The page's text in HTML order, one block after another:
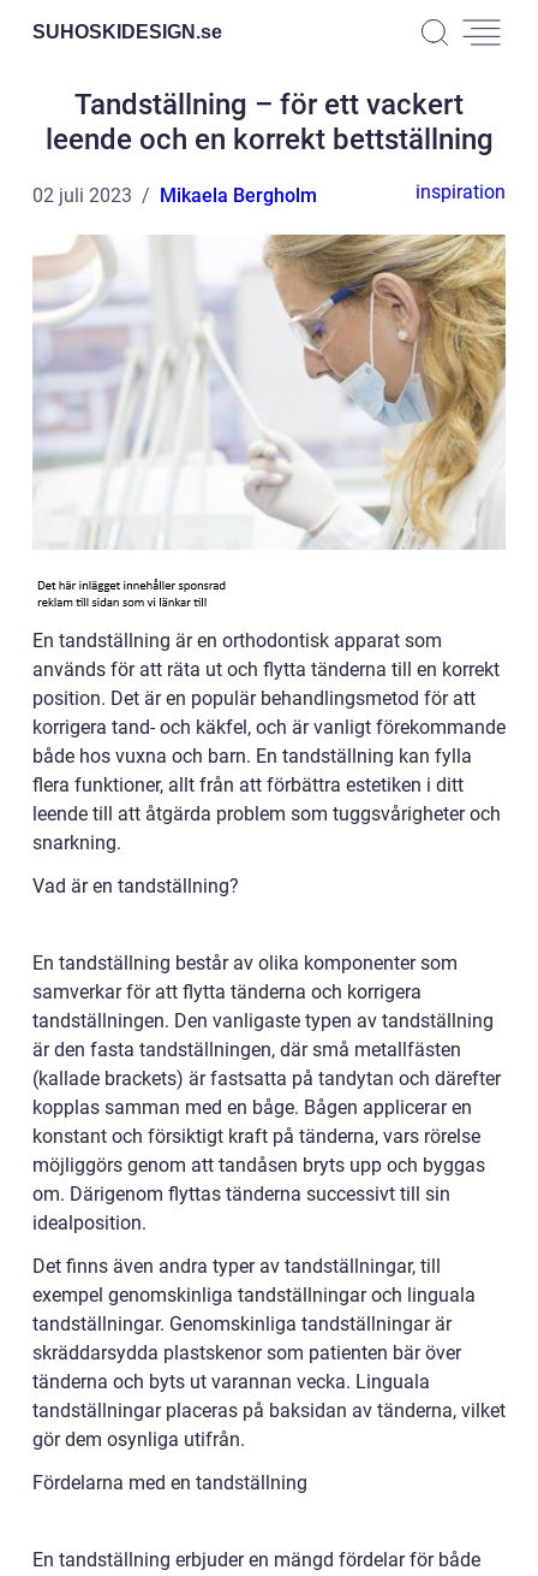
SUHOSKIDESIGN.se
Tandställning – för ett vackert
leende och en korrekt bettställning
02 juli 2023 Mikaela Bergholm inspiration
En tandställning är en orthodontisk apparat som
används för att räta ut och flytta tänderna till en korrekt
position. Det är en populär behandlingsmetod för att
korrigera tand- och käkfel, och är vanligt förekommande
både hos vuxna och barn. En tandställning kan fylla
flera funktioner, allt från att förbättra estetiken i ditt
leende till att åtgärda problem som tuggsvårigheter och
snarkning.
Vad är en tandställning?
En tandställning består av olika komponenter som
samverkar för att flytta tänderna och korrigera
tandställningen. Den vanligaste typen av tandställning
är den fasta tandställningen, där små metallfästen
(kallade brackets) är fastsatta på tandytan och därefter
kopplas samman med en båge. Bågen applicerar en
konstant och försiktigt kraft på tänderna, vars rörelse
möjliggörs genom att tandåsen bryts upp och byggas
om. Därigenom flyttas tänderna successivt till sin
idealposition.
Det finns även andra typer av tandställningar, till
exempel genomskinliga tandställningar och linguala
tandställningar. Genomskinliga tandställningar är
skräddarsydda plastskenor som patienten bär över
tänderna och byts ut varannan vecka. Linguala
tandställningar placeras på baksidan av tänderna, vilket
gör dem osynliga utifrån.
Fördelarna med en tandställning
En tandställning erbjuder en mängd fördelar för både